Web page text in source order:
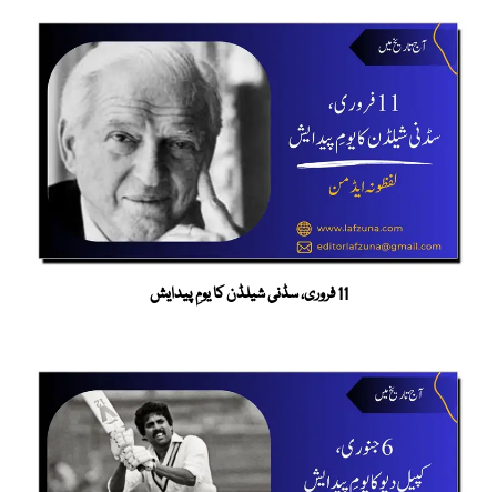
11 فروری، سڈنی شیلڈن کا یومِ پیدایش